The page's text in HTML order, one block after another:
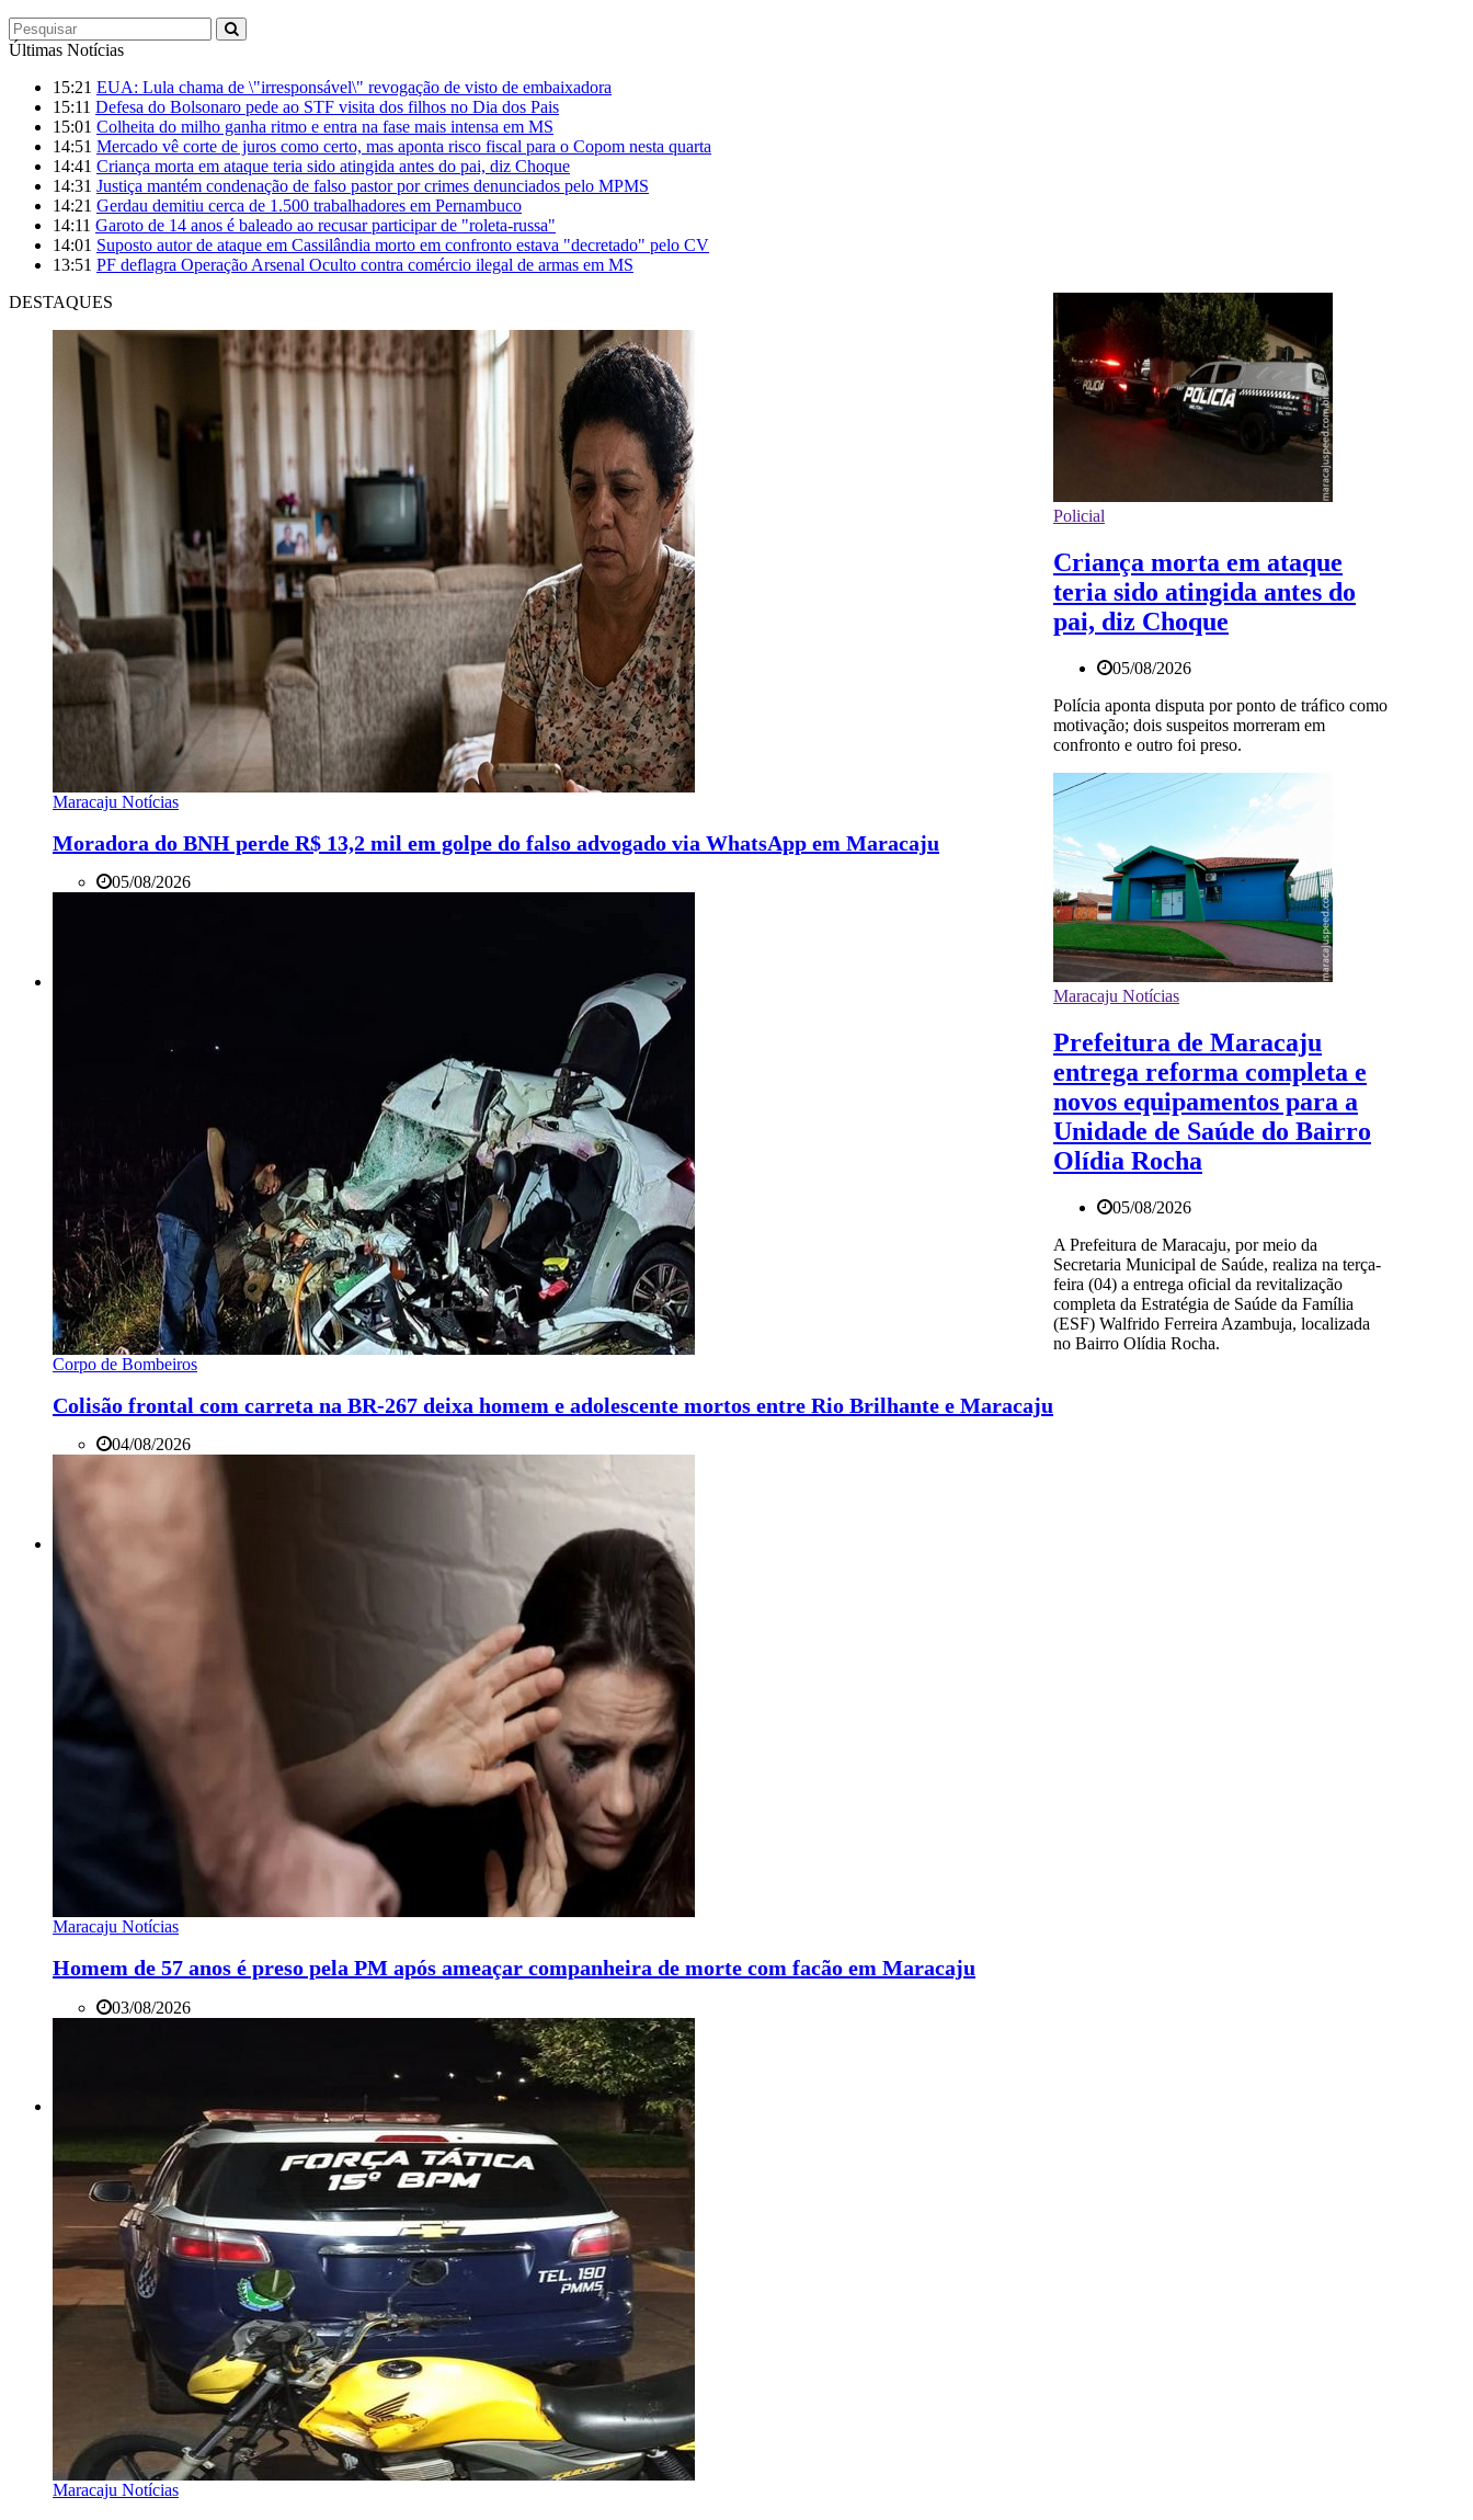
Últimas Notícias
15:21 EUA: Lula chama de \"irresponsável\" revogação de visto de embaixadora
15:11 Defesa do Bolsonaro pede ao STF visita dos filhos no Dia dos Pais
15:01 Colheita do milho ganha ritmo e entra na fase mais intensa em MS
14:51 Mercado vê corte de juros como certo, mas aponta risco fiscal para o Copom nesta quarta
14:41 Criança morta em ataque teria sido atingida antes do pai, diz Choque
14:31 Justiça mantém condenação de falso pastor por crimes denunciados pelo MPMS
14:21 Gerdau demitiu cerca de 1.500 trabalhadores em Pernambuco
14:11 Garoto de 14 anos é baleado ao recusar participar de "roleta-russa"
14:01 Suposto autor de ataque em Cassilândia morto em confronto estava "decretado" pelo CV
13:51 PF deflagra Operação Arsenal Oculto contra comércio ilegal de armas em MS
DESTAQUES
Maracaju Notícias
Moradora do BNH perde R$ 13,2 mil em golpe do falso advogado via WhatsApp em Maracaju
05/08/2026
Corpo de Bombeiros
Colisão frontal com carreta na BR-267 deixa homem e adolescente mortos entre Rio Brilhante e Maracaju
04/08/2026
Maracaju Notícias
Homem de 57 anos é preso pela PM após ameaçar companheira de morte com facão em Maracaju
03/08/2026
Maracaju Notícias
Policial
Criança morta em ataque
teria sido atingida antes do
pai, diz Choque
05/08/2026
Polícia aponta disputa por ponto de tráfico como
motivação; dois suspeitos morreram em
confronto e outro foi preso.
Maracaju Notícias
Prefeitura de Maracaju
entrega reforma completa e
novos equipamentos para a
Unidade de Saúde do Bairro
Olídia Rocha
05/08/2026
A Prefeitura de Maracaju, por meio da
Secretaria Municipal de Saúde, realiza na terça-
feira (04) a entrega oficial da revitalização
completa da Estratégia de Saúde da Família
(ESF) Walfrido Ferreira Azambuja, localizada
no Bairro Olídia Rocha.